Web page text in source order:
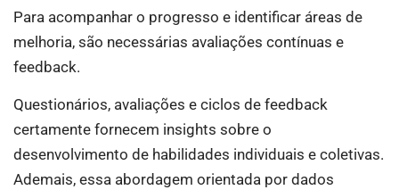
Para acompanhar o progresso e identificar áreas de
melhoria, são necessárias avaliações contínuas e
feedback.
Questionários, avaliações e ciclos de feedback
certamente fornecem insights sobre o
desenvolvimento de habilidades individuais e coletivas.
Ademais, essa abordagem orientada por dados